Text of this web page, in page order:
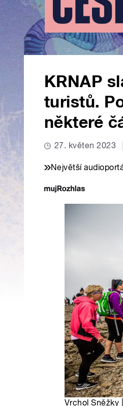
KRNAP
turistů.
některé
27. květen 2023
Největší
Vrchol Sněžky